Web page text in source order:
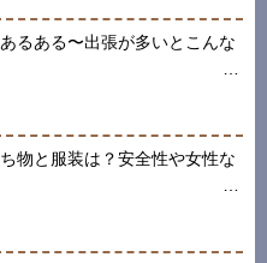
るある〜出張が多いとこんな
物と服装は？安全性や女性な